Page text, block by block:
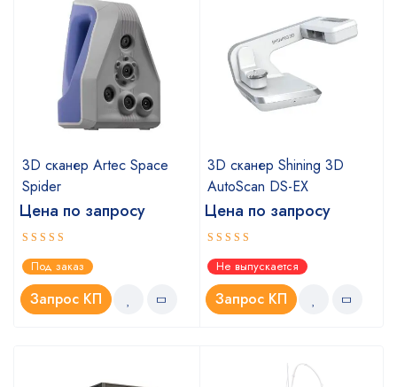
3D сканер Artec Space
Spider
Цена по запросу
Оценка
5.00из 5
Под заказ
Запрос КП
3D сканер Shining 3D
AutoScan DS-EX
Цена по запросу
Оценка
4.67из 5
Не выпускается
Запрос КП